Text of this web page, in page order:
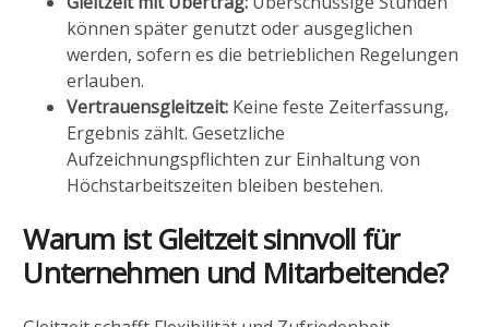
können später genutzt oder ausgeglichen
werden, sofern es die betrieblichen Regelungen
erlauben.
Vertrauensgleitzeit: Keine feste Zeiterfassung,
Ergebnis zählt. Gesetzliche
Aufzeichnungspflichten zur Einhaltung von
Höchstarbeitszeiten bleiben bestehen.
Warum ist Gleitzeit sinnvoll für
Unternehmen und Mitarbeitende?